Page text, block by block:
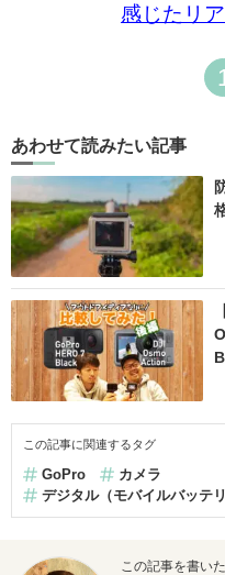
感じたリ
あわせて読みたい記事
この記事に関連するタグ
GoPro
カメラ
デジタル（モバイルバッテ
この記事を書い